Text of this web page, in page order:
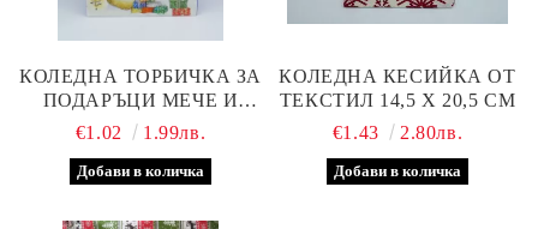
КОЛЕДНА ТОРБИЧКА ЗА
ПОДАРЪЦИ МЕЧЕ И
СНЕЖЕН ЧОВЕК 18,5 Х
€1.02 1.99лв.
КОЛЕДНА КЕСИЙКА ОТ
ТЕКСТИЛ 14,5 Х 20,5 СМ
€1.43
2.80лв.